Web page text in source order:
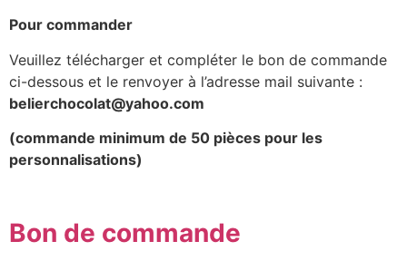
Pour commander
Veuillez télécharger et compléter le bon de commande
ci-dessous et le renvoyer à l’adresse mail suivante :
belierchocolat@yahoo.com
(commande minimum de 50 pièces pour les
personnalisations)
Bon de commande